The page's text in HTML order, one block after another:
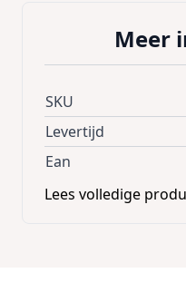
Meer
SKU
Levertijd
Ean
Lees volledige